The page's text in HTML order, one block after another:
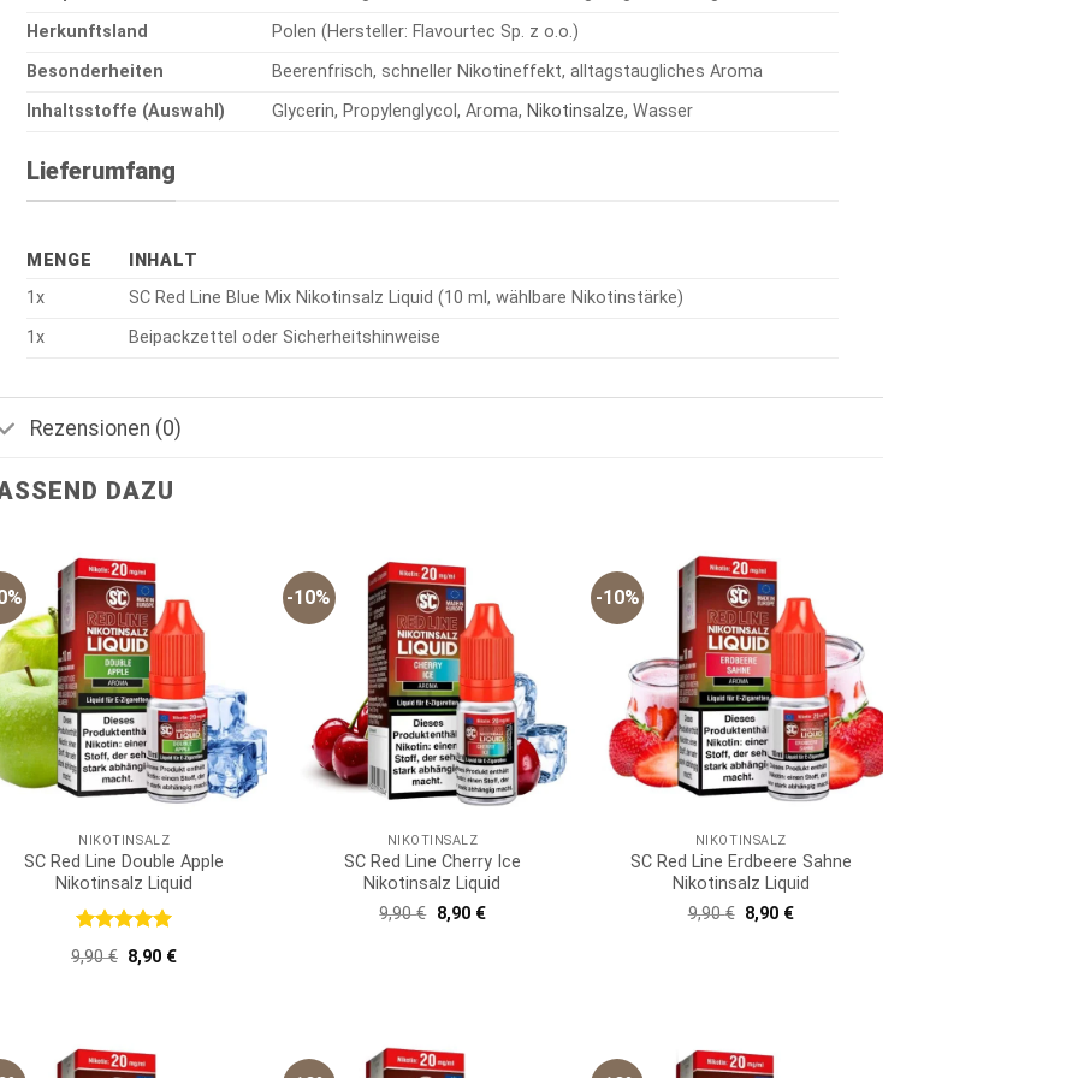
Herkunftsland
Polen (Hersteller: Flavourtec Sp. z o.o.)
Besonderheiten
Beerenfrisch, schneller Nikotineffekt, alltagstaugliches Aroma
Inhaltsstoffe (Auswahl)
Glycerin, Propylenglycol, Aroma, Nikotinsalze, Wasser
Lieferumfang
MENGE
INHALT
1x
SC Red Line Blue Mix Nikotinsalz Liquid (10 ml, wählbare Nikotinstärke)
1x
Beipackzettel oder Sicherheitshinweise
Rezensionen (0)
DAZU
NIKOTINSALZ
SC Red Line Double Apple
Nikotinsalz Liquid
Bewertet
mit 5
von
9,90€ Ursprünglicher
Preis
8,90 €Aktueller
-10%
NIKOTINSALZ
SC Red Line Cherry Ice
Nikotinsalz Liquid
9,90€ Ursprünglicher
Preis
8,90 €Aktueller
-10%
NIKOTINSALZ
SC Red Line Erdbeere Sahne
Nikotinsalz Liquid
9,90€ Ursprünglicher
Preis
8,90 €Aktueller